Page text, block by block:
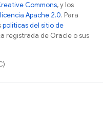
Commons, y los
licencia Apache 2.0. Para
políticas del sitio de
registrada de Oracle o sus